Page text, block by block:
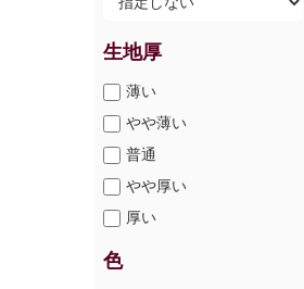
生地厚
薄い
やや薄い
普通
やや厚い
厚い
色